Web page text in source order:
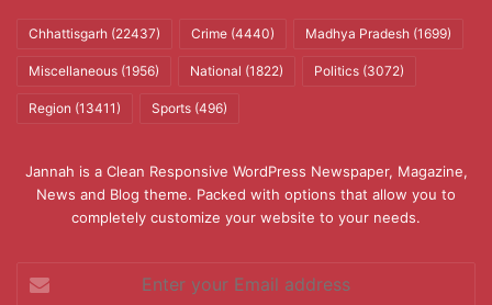
Chhattisgarh (22437) Crime (4440) Madhya Pradesh (1699)
Miscellaneous (1956) National (1822) Politics (3072)
Region (13411) Sports (496)
Jannah is a Clean Responsive WordPress Newspaper, Magazine,
News and Blog theme. Packed with options that allow you to
completely customize your website to your needs.
your